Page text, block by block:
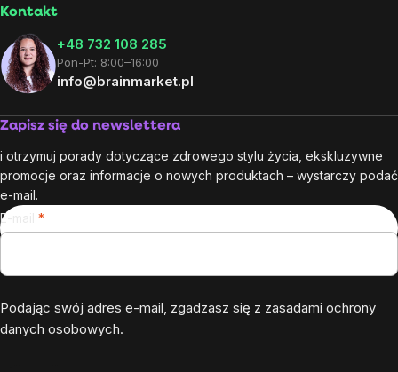
Kontakt
+48 732 108 285
Pon-Pt: 8:00–16:00
info@brainmarket.pl
Zapisz się do newslettera
i otrzymuj porady dotyczące zdrowego stylu życia, ekskluzywne
promocje oraz informacje o nowych produktach – wystarczy podać
e-mail.
E-mail
Podając swój adres e-mail, zgadzasz się z zasadami ochrony
danych osobowych.